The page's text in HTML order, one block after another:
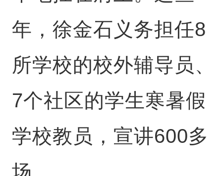
年，徐金石义务担任8
所学校的校外辅导员、
7个社区的学生寒暑假
学校教员，宣讲600多